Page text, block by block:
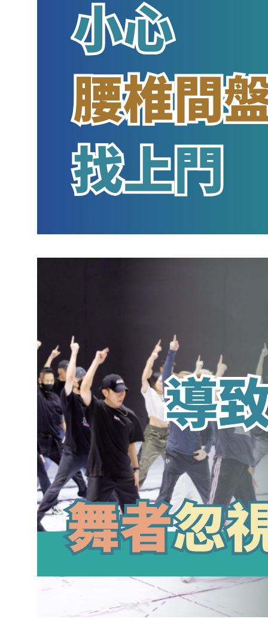
長時間搬重物，小心腰椎間盤突出找上
門
March 20, 2026
長時間排練導致的膝踝疼痛：舞者不可
忽視的早期警訊
March 18, 2026